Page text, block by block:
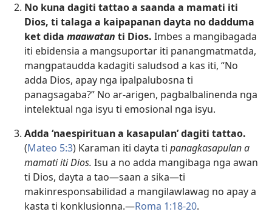
No kuna dagiti tattao a saanda a mamati iti
Dios, ti talaga a kaipapanan dayta no dadduma
ket dida maawatan ti Dios. Imbes a mangibagada
iti ebidensia a mangsuportar iti panangmatmatda,
mangpataudda kadagiti saludsod a kas iti, “No
adda Dios, apay nga ipalpalubosna ti
panagsagaba?” No ar-arigen, pagbalbalinenda nga
intelektual nga isyu ti emosional nga isyu.
Adda ‘naespirituan a kasapulan’ dagiti tattao.
(Mateo 5:3) Karaman iti dayta ti panagkasapulan a
mamati iti Dios. Isu a no adda mangibaga nga awan
ti Dios, dayta a tao​—saan a sika​—ti
makinresponsabilidad a mangilawlawag no apay a
kasta ti konklusionna.​—Roma 1:​18-​20.